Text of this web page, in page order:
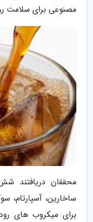
مصنوعی برای سلامت
محققان دریافتند
برای میکروب های